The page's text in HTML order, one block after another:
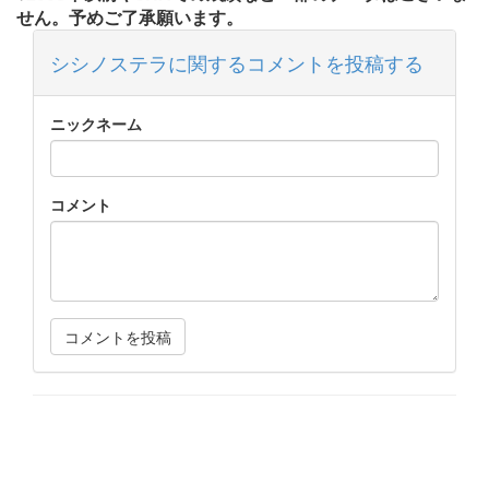
せん。予めご了承願います。
シシノステラに関するコメントを投稿する
ニックネーム
コメント